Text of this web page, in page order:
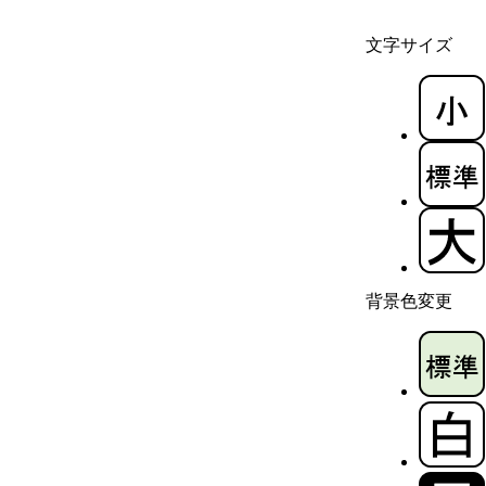
文字サイズ
背景色変更